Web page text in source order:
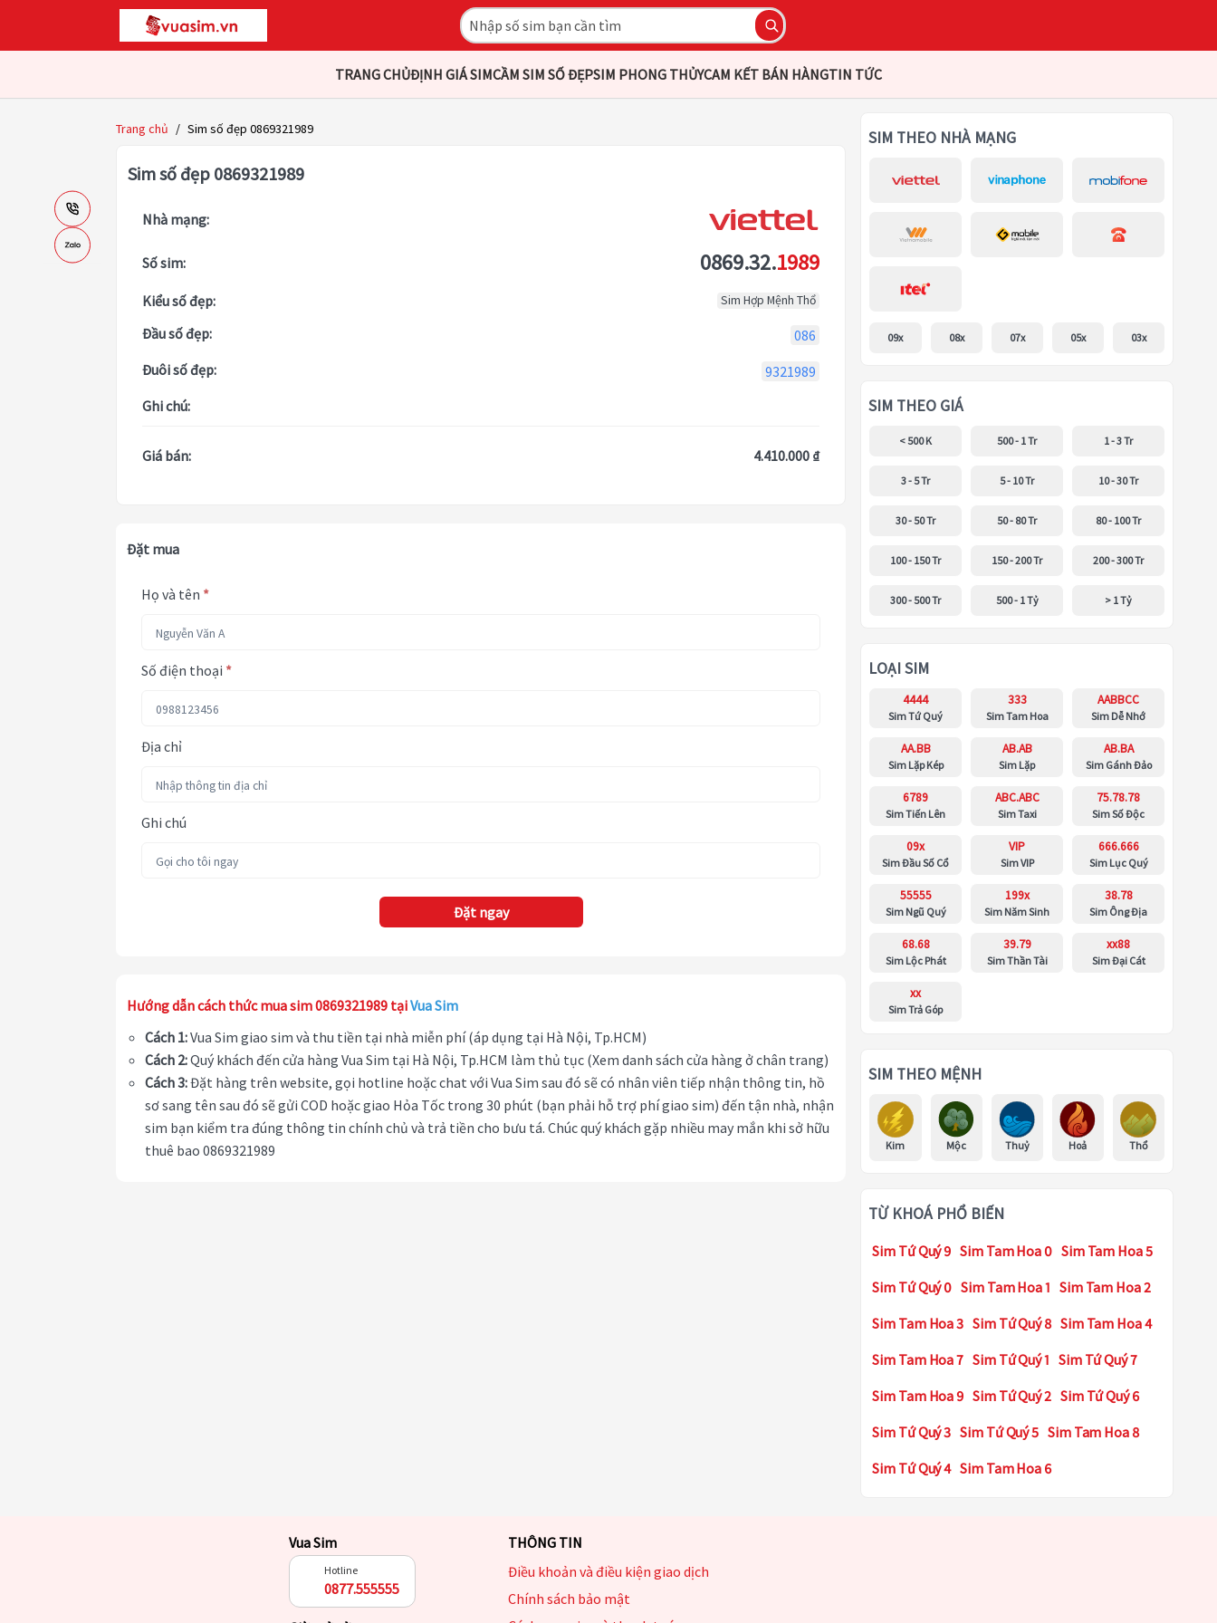
TRANG CHỦĐỊNH GIÁ SIMCẦM SIM SỐ ĐẸPSIM PHONG THỦYCAM KẾT BÁN HÀNGTIN TỨC
Trang chủ / Sim số đẹp 0869321989
Sim số đẹp 0869321989
Nhà mạng:
Số sim: 0869.32.1989
Kiểu số đẹp: Sim Hợp Mệnh Thổ
Đầu số đẹp:
086
Đuôi số đẹp:
9321989
Ghi chú:
Giá bán: 4.410.000 ₫
Đặt mua
Họ và tên *
Số điện thoại *
Địa chỉ
Ghi chú
Đặt ngay
Hướng dẫn cách thức mua sim 0869321989 tạiVua Sim
Cách 1:Vua Sim giao sim và thu tiền tại nhà miễn phí (áp dụng tại Hà Nội, Tp.HCM)
Cách 2:Quý khách đến cửa hàng Vua Sim tại Hà Nội, Tp.HCM làm thủ tục (Xem danh sách cửa hàng ở chân trang)
Cách 3:Đặt hàng trên website, gọi hotline hoặc chat với Vua Sim sau đó sẽ có nhân viên tiếp nhận thông tin, hồ
sơ sang tên sau đó sẽ gửi COD hoặc giao Hỏa Tốc trong 30 phút (bạn phải hỗ trợ phí giao sim) đến tận nhà, nhận
sim bạn kiểm tra đúng thông tin chính chủ và trả tiền cho bưu tá. Chúc quý khách gặp nhiều may mắn khi sở hữu
thuê bao 0869321989
SIM THEO NHÀ MẠNG
09x 08x 07x 05x 03x
SIM THEO GIÁ
< 500 K 500 - 1 Tr 1 - 3 Tr
3 - 5 Tr 5 - 10 Tr 10 - 30 Tr
30 - 50 Tr 50 - 80 Tr 80 - 100 Tr
100 - 150 Tr 150 - 200 Tr 200 - 300 Tr
300 - 500 Tr 500 - 1 Tỷ > 1 Tỷ
LOẠI SIM
4444
Sim Tứ Quý
333
Sim Tam Hoa
AABBCC
Sim Dễ Nhớ
AA.BB
Sim Lặp Kép
AB.AB
Sim Lặp
AB.BA
Sim Gánh Đảo
6789
Sim Tiến Lên
ABC.ABC
Sim Taxi
75.78.78
Sim Số Độc
09x
Sim Đầu Số Cổ
VIP
Sim VIP
666.666
Sim Lục Quý
55555
Sim Ngũ Quý
199x
Sim Năm Sinh
38.78
Sim Ông Địa
68.68
Sim Lộc Phát
39.79
Sim Thần Tài
xx88
Sim Đại Cát
xx
Sim Trả Góp
SIM THEO MỆNH
Kim Mộc Thuỷ Hoả Thổ
TỪ KHOÁ PHỔ BIẾN
Sim Tứ Quý 9 Sim Tam Hoa 0 Sim Tam Hoa 5
Sim Tứ Quý 0 Sim Tam Hoa 1 Sim Tam Hoa 2
Sim Tam Hoa 3 Sim Tứ Quý 8 Sim Tam Hoa 4
Sim Tam Hoa 7 Sim Tứ Quý 1 Sim Tứ Quý 7
Sim Tam Hoa 9 Sim Tứ Quý 2 Sim Tứ Quý 6
Sim Tứ Quý 3 Sim Tứ Quý 5 Sim Tam Hoa 8
Sim Tứ Quý 4 Sim Tam Hoa 6
Vua Sim
Hotline
0877.555555
THÔNG TIN
Điều khoản và điều kiện giao dịch
Chính sách bảo mật